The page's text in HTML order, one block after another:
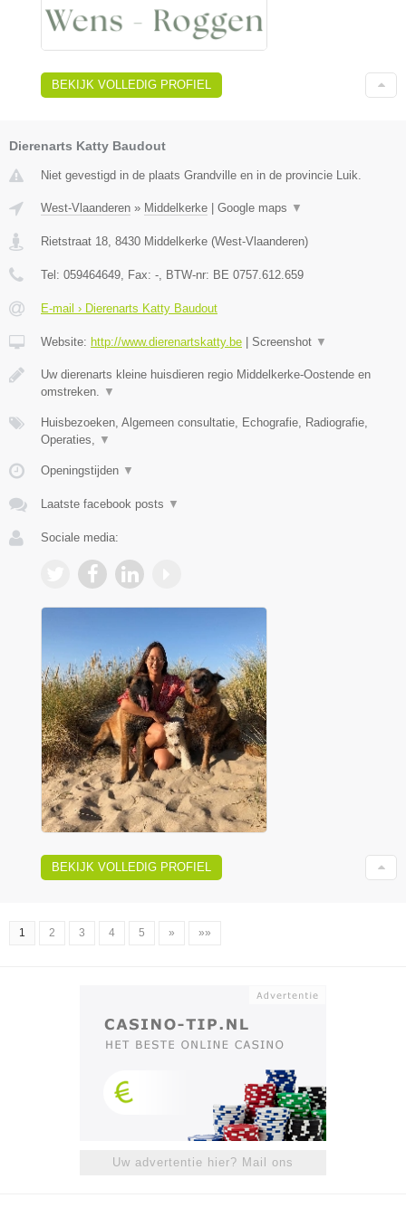
BEKIJK VOLLEDIG PROFIEL
Dierenarts Katty Baudout
Niet gevestigd in de plaats Grandville en in de provincie Luik.
West-Vlaanderen » Middelkerke | Google maps ▼
Rietstraat 18 8430 Middelkerke (West-Vlaanderen)
Tel: 059464649 , Fax: - , BTW-nr: BE 0757.612.659
E-mail › Dierenarts Katty Baudout
Website: http://www.dierenartskatty.be | Screenshot ▼
Uw dierenarts kleine huisdieren regio Middelkerke-Oostende en
omstreken.
▼
Huisbezoeken, Algemeen consultatie, Echografie, Radiografie,
Operaties,
▼
Openingstijden ▼
Laatste facebook posts ▼
Sociale media:
BEKIJK VOLLEDIG PROFIEL
1 2 3 4 5 » »»
Uw advertentie hier? Mail ons